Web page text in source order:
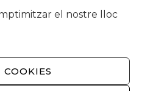
el nostre lloc
COOKIES
Treball Nacional